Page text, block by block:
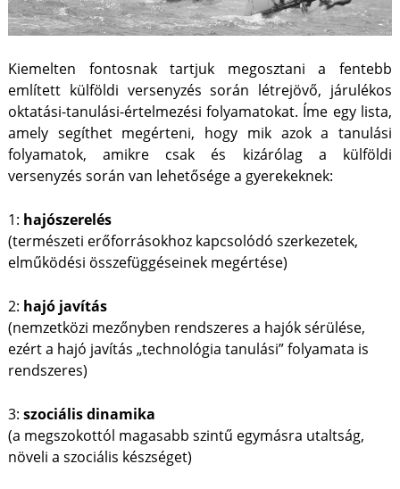
Kiemelten fontosnak tartjuk megosztani a fentebb
említett külföldi versenyzés során létrejövő, járulékos
oktatási-tanulási-értelmezési folyamatokat. Íme egy lista,
amely segíthet megérteni, hogy mik azok a tanulási
folyamatok, amikre csak és kizárólag a külföldi
versenyzés során van lehetősége a gyerekeknek:
1: hajószerelés
(természeti erőforrásokhoz kapcsolódó szerkezetek,
elműködési összefüggéseinek megértése)
2: hajó javítás
(nemzetközi mezőnyben rendszeres a hajók sérülése,
ezért a hajó javítás „technológia tanulási” folyamata is
rendszeres)
3: szociális dinamika
(a megszokottól magasabb szintű egymásra utaltság,
növeli a szociális készséget)